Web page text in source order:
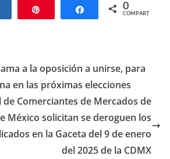
Compartir Compartir
0
COMPARTIR
a la oposición a unirse, para
en las próximas elecciones
Comerciantes de Mercados de
México solicitan se deroguen los
en la Gaceta del 9 de enero
del 2025 de la CDMX